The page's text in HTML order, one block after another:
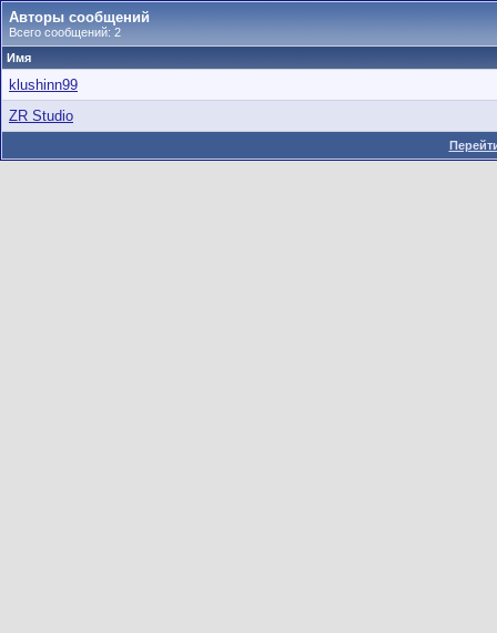
Авторы сообщений
Всего сообщений: 2
Имя
klushinn99
ZR Studio